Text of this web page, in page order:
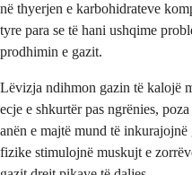
në thyerjen e karbohidrateve
tyre para se të hani ushqime
prodhimin e gazit.
Lëvizja ndihmon gazin të kalojë
ecje e shkurtër pas ngrënies,
anën e majtë mund të
fizike stimulojnë muskujt e